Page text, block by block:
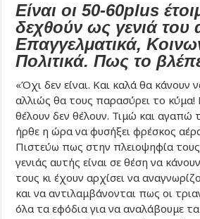
Είναι οι 50-60plus
δεχθούν ως γενιά του
Επαγγελματικά,
Πολιτικά. Πως το
«Όχι δεν είναι. Και καλά θα κάνουν
αλλιώς θα τους παρασύρει το κύμα!
θέλουν δεν θέλουν. Τιμώ και αγαπώ
ήρθε η ώρα να φυσήξει φρέσκος
Πιστεύω πως στην πλειοψηφία
γενιάς αυτής είναι σε θέση να
τους κι έχουν αρχίσει να
και να αντιλαμβάνονται πως οι
όλα τα εφόδια για να αναλάβουμε τα